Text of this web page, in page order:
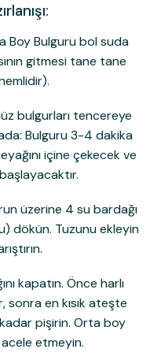
Boy Bulguru bol suda
gitmesi tane tane
bulgurları tencereye
Bulguru3-4 dakika
içine çekecek ve
üzerine 4 su bardağı
dökün. Tuzunu ekleyin
kapatın. Önce harlı
sonraen kısık ateşte
pişirin. Orta boy
etmeyin.